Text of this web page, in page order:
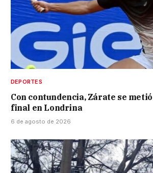
DEPORTES
Con contundencia, Zárate se
final en Londrina
6 de agosto de 2026